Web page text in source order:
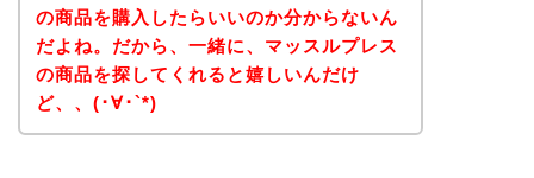
の商品を購入したらいいのか分からないん
だよね。だから、一緒に、マッスルプレス
の商品を探してくれると嬉しいんだけ
ど、、(･∀･`*)